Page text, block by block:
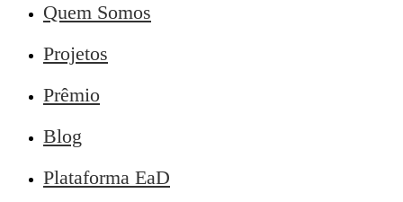
Quem Somos
Projetos
Prêmio
Blog
Plataforma EaD